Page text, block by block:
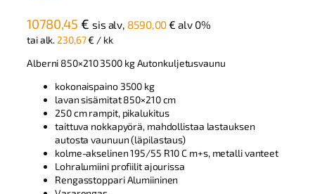
10780,45 € sis alv, 8590,00€ alv 0%
tai alk. 230,67€ / kk
Alberni 850×210 3500 kg Autonkuljetusvaunu
kokonaispaino 3500 kg
lavan sisämitat 850×210 cm
250 cm rampit, pikalukitus
taittuva nokkapyörä, mahdollistaa lastauksen
autosta vaunuun (läpilastaus)
kolme-akselinen 195/55 R10 C m+s, metalli vanteet
Lohralumiini profiilit ajourissa
Rengasstoppari Alumiininen